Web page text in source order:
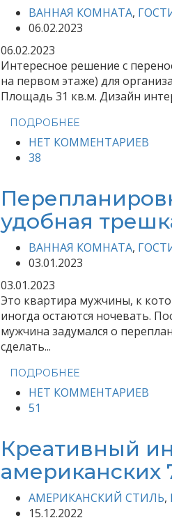
ВАННАЯ КОМНАТА,
06.02.2023
06.02.2023
Интересное решение с
на первом этаже) для
Площадь 31 кв.м. Дизайн
ПОДРОБНЕЕ
НЕТ КОММЕНТАРИЕВ
38
удобная
ВАННАЯ КОМНАТА,
03.01.2023
03.01.2023
Это квартира мужчины, к
иногда остаются ночевать.
мужчина задумался о
сделать...
ПОДРОБНЕЕ
НЕТ КОММЕНТАРИЕВ
51
Креативный
американских
АМЕРИКАНСКИЙ СТИЛЬ,
15.12.2022